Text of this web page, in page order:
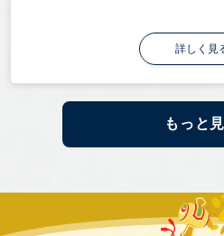
詳しく見
もっと